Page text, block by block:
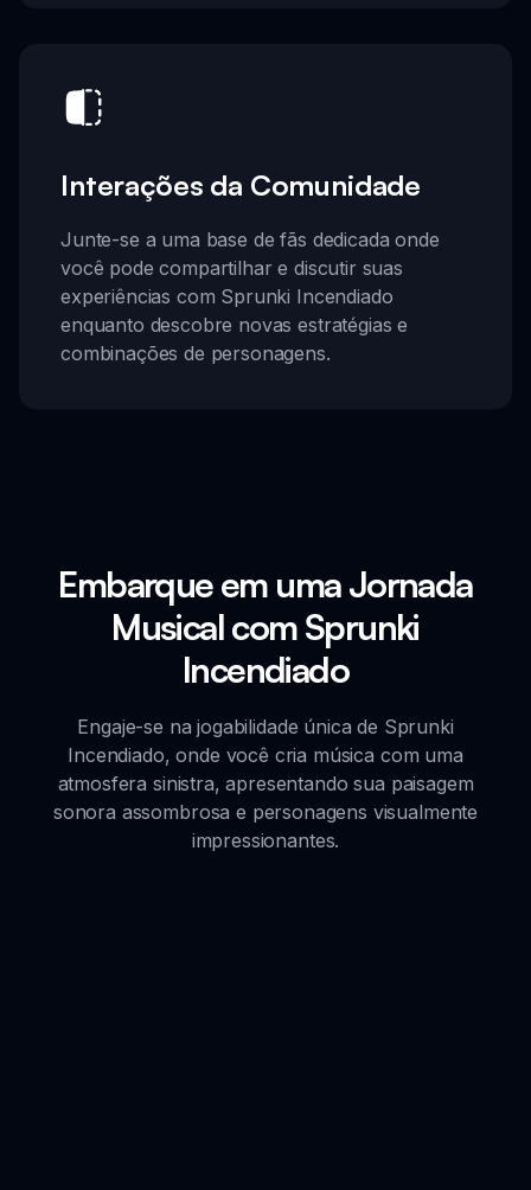
Interações da Comunidade
Junte-se a uma base de fãs dedicada onde
você pode compartilhar e discutir suas
experiências com Sprunki Incendiado
enquanto descobre novas estratégias e
combinações de personagens.
Embarque em uma Jornada
Musical com Sprunki
Incendiado
Engaje-se na jogabilidade única de Sprunki
Incendiado, onde você cria música com uma
atmosfera sinistra, apresentando sua paisagem
sonora assombrosa e personagens visualmente
impressionantes.